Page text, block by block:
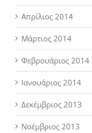
Απρίλιος 2014
Μάρτιος 2014
Φεβρουάριος 2014
Ιανουάριος 2014
Δεκέμβριος 2013
Νοέμβριος 2013